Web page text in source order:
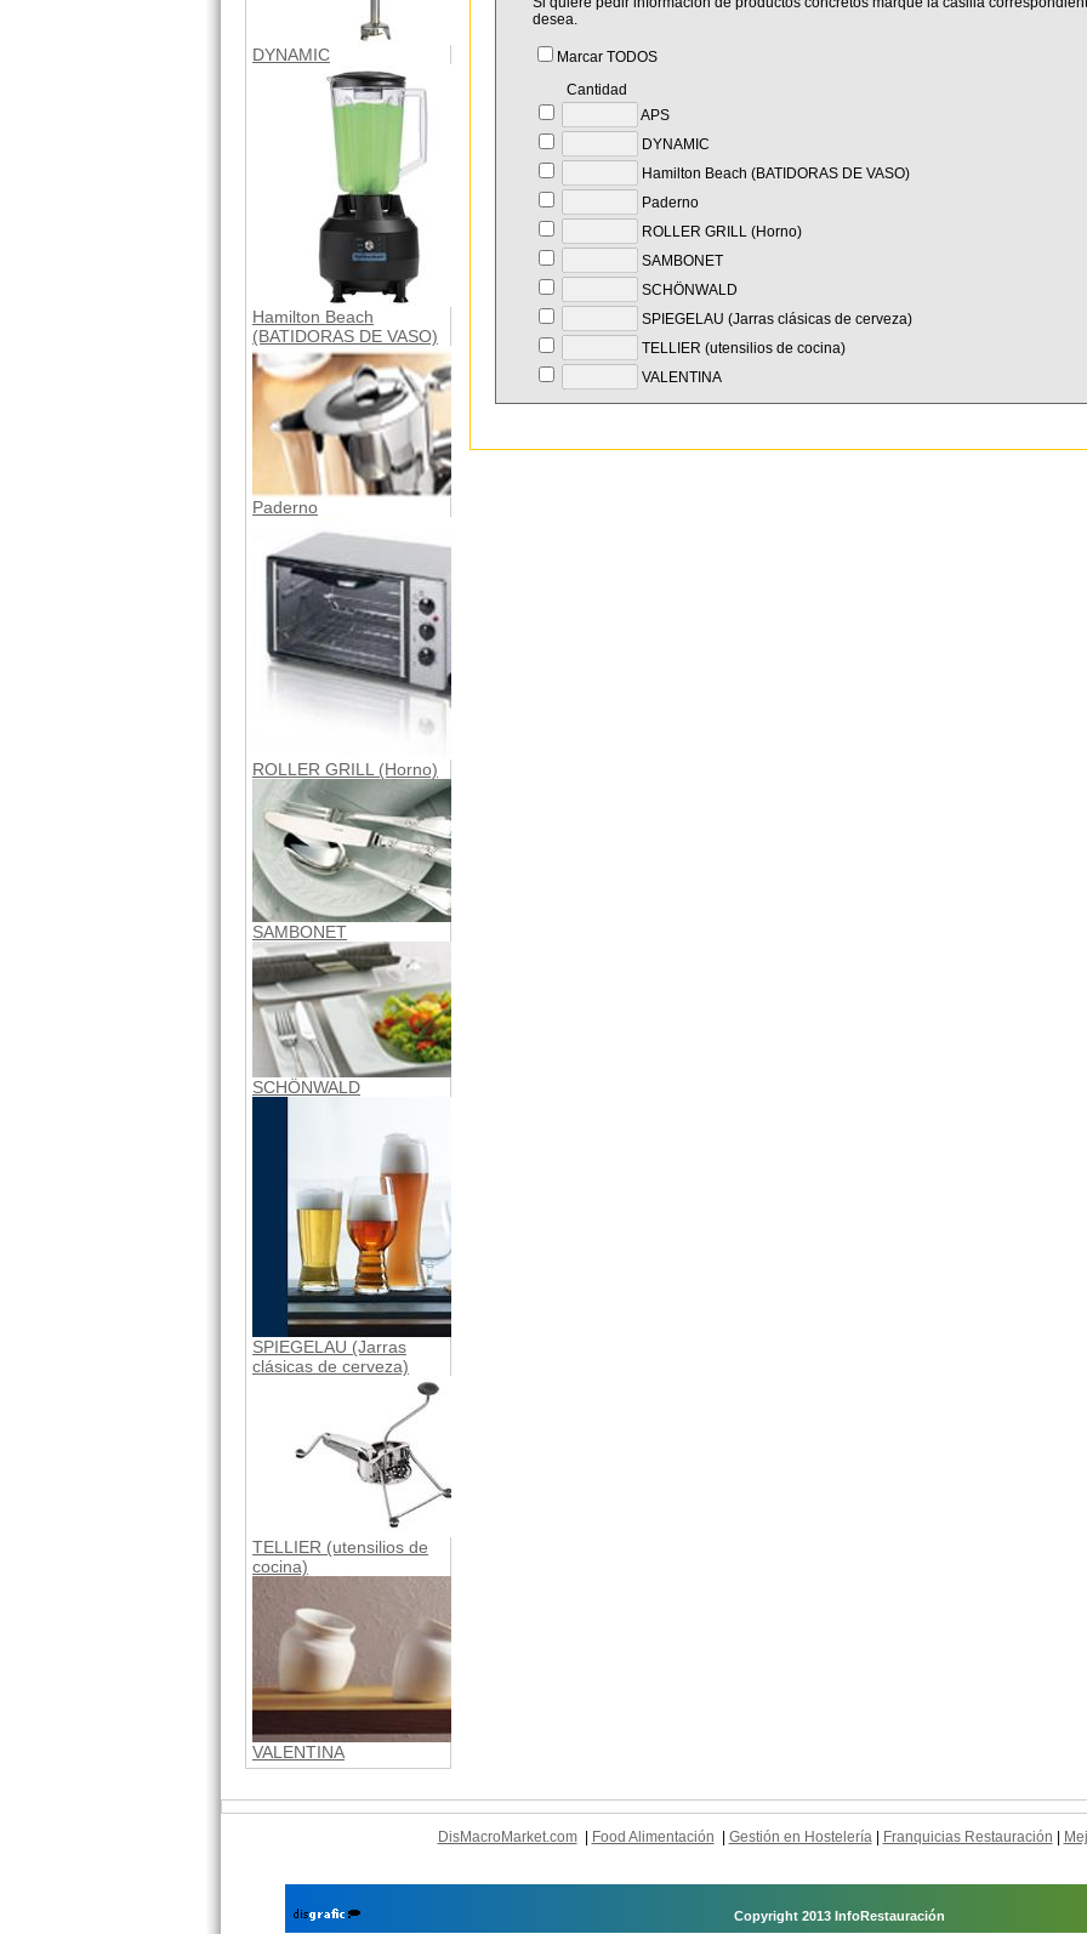
DYNAMIC
Hamilton Beach
(BATIDORAS DE VASO)
Paderno
ROLLER GRILL (Horno)
SAMBONET
SCHÖNWALD
SPIEGELAU (Jarras
clásicas de cerveza)
TELLIER (utensilios de
cocina)
VALENTINA
desea.
Marcar TODOS
Cantidad
APS
DYNAMIC
Hamilton Beach (BATIDORAS DE VASO)
Paderno
ROLLER GRILL (Horno)
SAMBONET
SCHÖNWALD
SPIEGELAU (Jarras clásicas de cerveza)
TELLIER (utensilios de cocina)
VALENTINA
DisMacroMarket.com| Food Alimentación Gestión en Hostelería| Franquicias Restauración
Copyright 2013 InfoRestauración